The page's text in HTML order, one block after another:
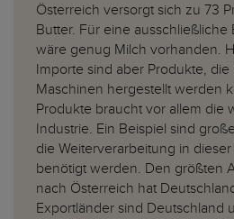
Österreich versorgt sich zu 73
Butter. Für eine
wäre genug Milch vorhanden.
Importe sind aber Produkte,
Maschinen hergestellt werden
Produkte braucht vor allem die
Industrie. Ein Beispiel sind
die Weiterverarbeitung in
benötigt werden. Den größten
nach Österreich hat
Exportländer sind Deutschland